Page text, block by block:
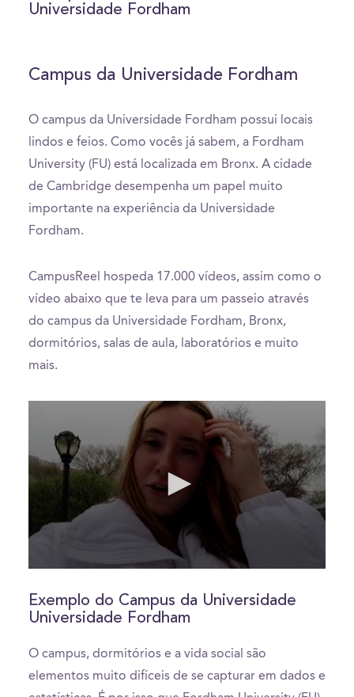
0
seconds
Universidade Fordham
Campus da Universidade Fordham
O campus da Universidade Fordham possui locais
lindos e feios. Como vocês já sabem, a Fordham
University (FU) está localizada em Bronx. A cidade
de Cambridge desempenha um papel muito
importante na experiência da Universidade
Fordham.
CampusReel hospeda 17.000 vídeos, assim como o
vídeo abaixo que te leva para um passeio através
do campus da Universidade Fordham, Bronx,
dormitórios, salas de aula, laboratórios e muito
mais.
of
1
minute,
seconds
Exemplo do Campus da Universidade
Universidade Fordham
O campus, dormitórios e a vida social são
elementos muito difíceis de se capturar em dados e